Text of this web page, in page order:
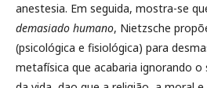
anestesia. Em seguida, mostra-se
demasiado humano, Nietzsche
(psicológica e fisiológica) para
metafísica que acabaria ignorando